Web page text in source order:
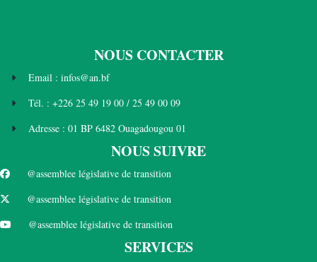
NOUS CONTACTER
Email : infos@an.bf
Tél. : +226 25 49 19 00 / 25 49 00 09
Adresse : 01 BP 6482 Ouagadougou 01
NOUS SUIVRE
@assemblee législative de transition
@assemblee législative de transition
@assemblee législative de transition
SERVICES